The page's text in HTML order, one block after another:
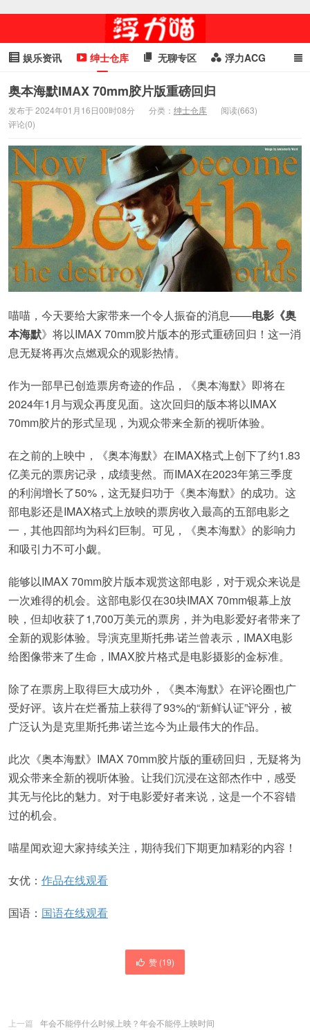
娱乐资讯 绅士仓库 无聊专区 浮力ACG
浮力GIF 明星头条 浮力资讯 头条女神
cosplay
奥本海默IMAX 70mm胶片版重磅回归
发布于 2024年01月16日00时08分 分类： 绅士仓库
阅读(663)
评论(0)
喵喵，今天要给大家带来一个令人振奋的消息——电影《奥
本海默》将以IMAX 70mm胶片版本的形式重磅回归！这一消
息无疑将再次点燃观众的观影热情。
作为一部早已创造票房奇迹的作品，《奥本海默》即将在
2024年1月与观众再度见面。这次回归的版本将以IMAX
70mm胶片的形式呈现，为观众带来全新的视听体验。
在之前的上映中，《奥本海默》在IMAX格式上创下了约1.83
亿美元的票房记录，成绩斐然。而IMAX在2023年第三季度
的利润增长了50%，这无疑归功于《奥本海默》的成功。这
部电影还是IMAX格式上放映的票房收入最高的五部电影之
一，其他四部均为科幻巨制。可见，《奥本海默》的影响力
和吸引力不可小觑。
能够以IMAX 70mm胶片版本观赏这部电影，对于观众来说是
一次难得的机会。这部电影仅在30块IMAX 70mm银幕上放
映，但却收获了1,700万美元的票房，并为电影爱好者带来了
全新的观影体验。导演克里斯托弗·诺兰曾表示，IMAX电影
给图像带来了生命，IMAX胶片格式是电影摄影的金标准。
除了在票房上取得巨大成功外，《奥本海默》在评论圈也广
受好评。该片在烂番茄上获得了93%的“新鲜认证”评分，被
广泛认为是克里斯托弗·诺兰迄今为止最伟大的作品。
此次《奥本海默》IMAX 70mm胶片版的重磅回归，无疑将为
观众带来全新的视听体验。让我们沉浸在这部杰作中，感受
其无与伦比的魅力。对于电影爱好者来说，这是一个不容错
过的机会。
喵星闻欢迎大家持续关注，期待我们下期更加精彩的内容！
女优： 作品在线观看
国语： 国语在线观看
赞 (19)
上一篇
年会不能停什么时候上映？年会不能停上映时间